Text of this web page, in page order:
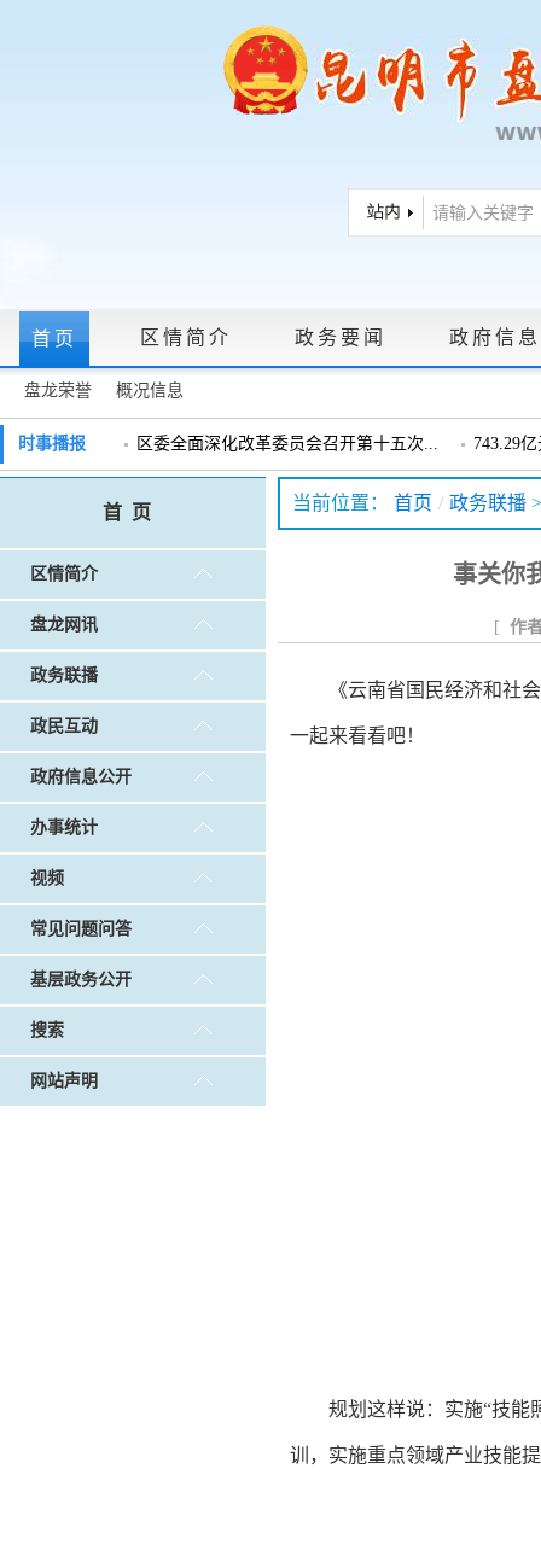
首页 区情简介 政务要闻 政府信
盘龙荣誉 概况信息
政府信息公开指南 | 政府信息公开制度 | 政策文件 法定主动公
常见问题问答
调查征集 做好“六稳”工作 落实“六保”任务 公共卫生知识普及
时事播报 区委全面深化改革委员会召开第十五次... 743.29
戴惠明调研辖区汽车企业 戴惠明
盘龙区委2026年度巡察工作会暨十三届...
戴惠明
首 页
区情简介
盘龙网讯
政务联播
政民互动
政府信息公开
办事统计
视频
常见问题问答
基层政务公开
搜索
网站声明
当前位置： 首页 / 政务联播
事关你
[ 作
《云南省国民经济和社
一起来看看吧！
规划这样说：实施“技能
训，实施重点领域产业技能